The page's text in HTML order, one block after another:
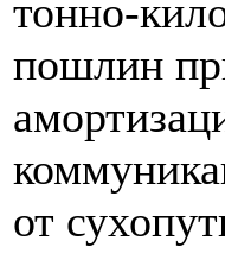
тонно-
пошлин
от